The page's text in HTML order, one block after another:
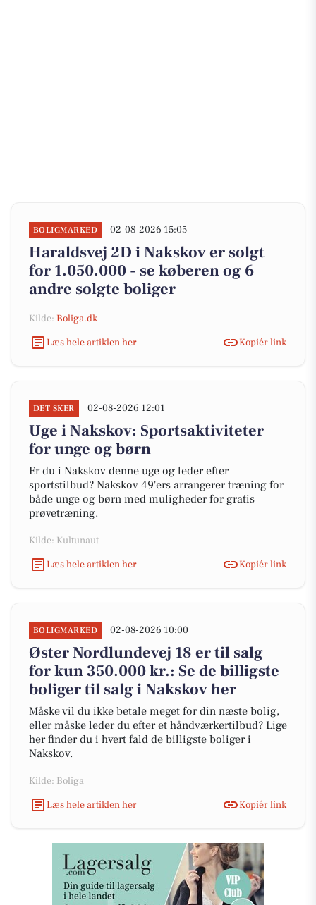
BOLIGMARKED 02-08-2026 15:05
Haraldsvej 2D i Nakskov er solgt
for 1.050.000 - se køberen og 6
andre solgte boliger
Kilde: Boliga.dk
Læs hele artiklen her
Kopiér link
DET SKER 02-08-2026 12:01
Uge i Nakskov: Sportsaktiviteter
for unge og børn
Er du i Nakskov denne uge og leder efter
sportstilbud? Nakskov 49'ers arrangerer træning for
både unge og børn med muligheder for gratis
prøvetræning.
Kilde: Kultunaut
Læs hele artiklen her
Kopiér link
BOLIGMARKED 02-08-2026 10:00
Øster Nordlundevej 18 er til salg
for kun 350.000 kr.: Se de billigste
boliger til salg i Nakskov her
Måske vil du ikke betale meget for din næste bolig,
eller måske leder du efter et håndværkertilbud? Lige
her finder du i hvert fald de billigste boliger i
Nakskov.
Kilde: Boliga
Læs hele artiklen her
Kopiér link